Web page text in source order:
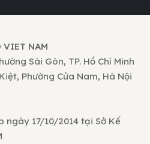
VIET NAM
Sài Gòn, TP. Hồ Chí Minh
Phường Cửa Nam, Hà Nội
ngày 17/10/2014 tại Sở Kế